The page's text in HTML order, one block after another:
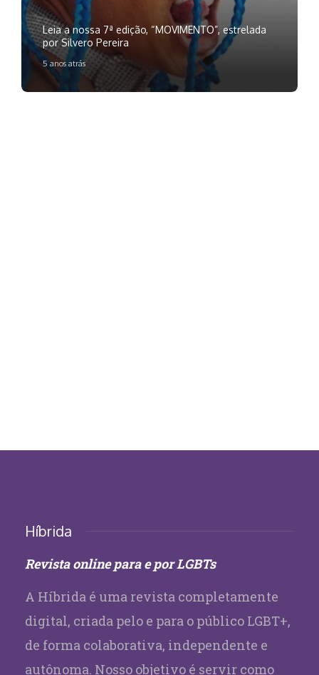
Leia a nossa 7ª edição, “MOVIMENTO”, estrelada
por Silvero Pereira
5 anos atrás
Híbrida
Revista online para e por LGBTs
A Híbrida é uma revista completamente
digital, criada pelo e para o público LGBT+,
de forma colaborativa, independente e
autônoma. Nosso objetivo é servir como